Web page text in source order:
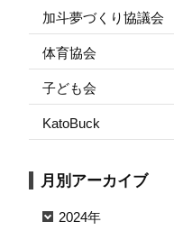
加斗夢づくり協議会
体育協会
子ども会
KatoBuck
月別アーカイブ
2024年